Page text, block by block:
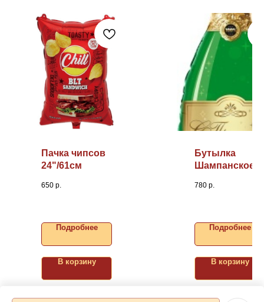
Пачка чипсов
24"/61см
650 р.
Подробнее
В корзину
Бутылка
Шампанское,
780 р.
Подробнее
В корзину